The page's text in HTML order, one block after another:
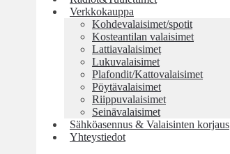
Verkkokauppa
Kohdevalaisimet/spotit
Kosteantilan valaisimet
Lattiavalaisimet
Lukuvalaisimet
Plafondit/Kattovalaisimet
Pöytävalaisimet
Riippuvalaisimet
Seinävalaisimet
Sähköasennus & Valaisinten korjaus
Yhteystiedot